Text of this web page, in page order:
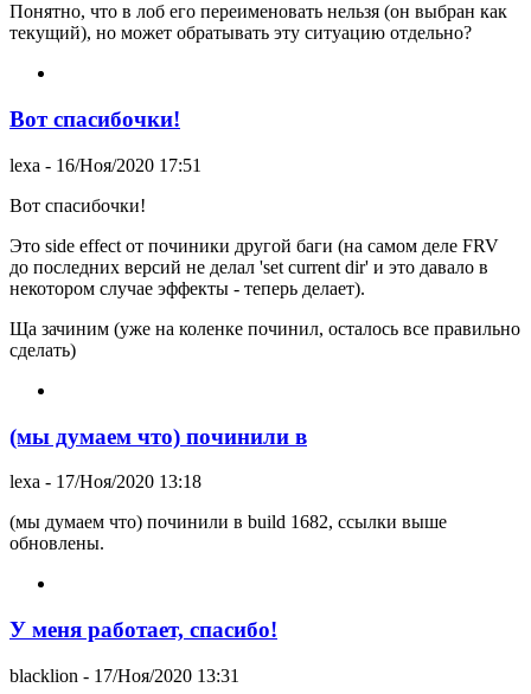
Понятно, что в лоб его переименовать нельзя (он выбран как
текущий), но может обратывать эту ситуацию отдельно?
Вот спасибочки!
lexa - 16/Ноя/2020 17:51
Вот спасибочки!
Это side effect от починики другой баги (на самом деле FRV
до последних версий не делал 'set current dir' и это давало в
некотором случае эффекты - теперь делает).
Ща зачиним (уже на коленке починил, осталось все правильно
сделать)
(мы думаем что) починили в
lexa - 17/Ноя/2020 13:18
(мы думаем что) починили в build 1682, ссылки выше
обновлены.
У меня работает, спасибо!
blacklion - 17/Ноя/2020 13:31